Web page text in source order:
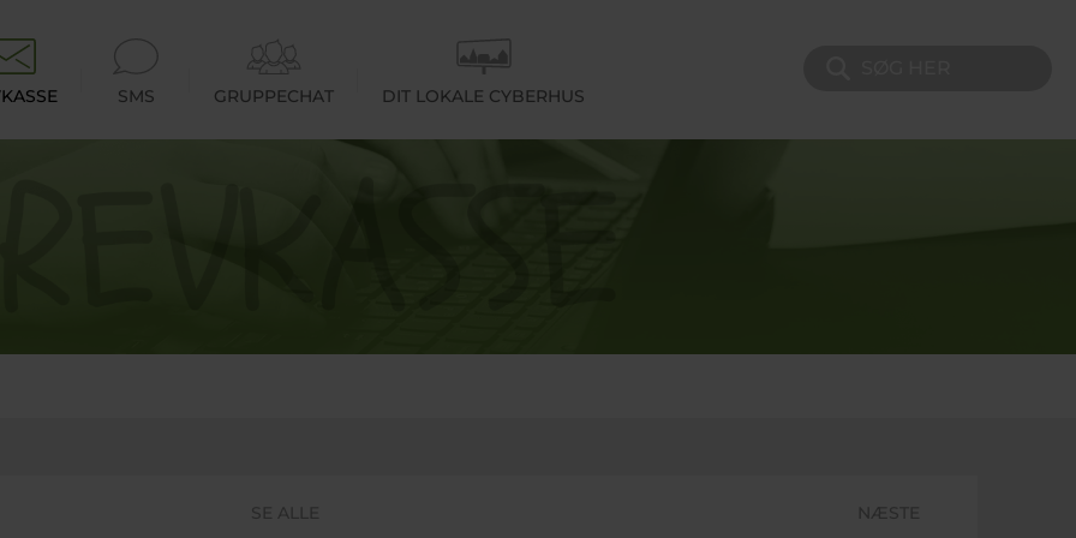
SMS GRUPPECHAT DIT LOKALE CYBERHUS
SE ALLE NÆSTE